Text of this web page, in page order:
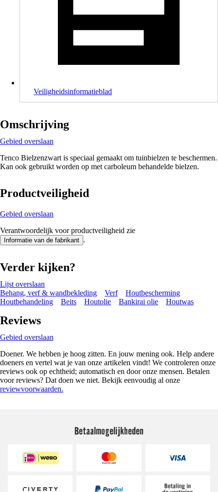
Veiligheidsinformatieblad
Omschrijving
Gebied overslaan
Tenco Bielzenzwart is speciaal gemaakt om tuinbielzen te beschermen.
Kan ook gebruikt worden op met carboleum behandelde bielzen.
Productveiligheid
Gebied overslaan
Verantwoordelijk voor productveiligheid zie
Informatie van de fabrikant .
Verder kijken?
Lijst overslaan
Behang, verf & wandbekleding
Verf
Houtbescherming
Houtbehandeling
Beits Houtolie Bankirai olie Houtwas
Reviews
Gebied overslaan
Doener. We hebben je hoog zitten. En jouw mening ook. Help andere
doeners en vertel wat je van onze artikelen vindt! We controleren onze
reviews ook op echtheid; automatisch en door onze mensen. Betalen
voor reviews? Dat doen we niet. Bekijk eenvoudig al onze
reviewvoorwaarden.
Betaalmogelijkheden